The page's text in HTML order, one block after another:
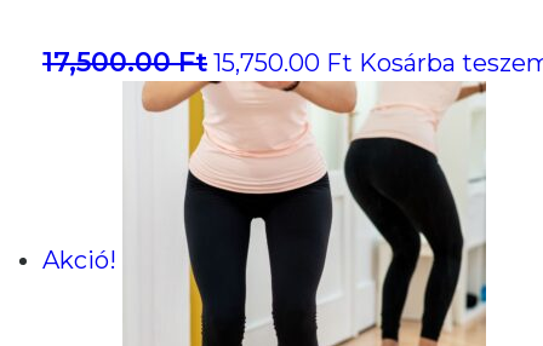
17,500.00Ft Original
price
was:
17,500.00 Ft.
15,750.00 Ft Current
price
is:
15,750.00 Ft.
Kosárba
Akció!